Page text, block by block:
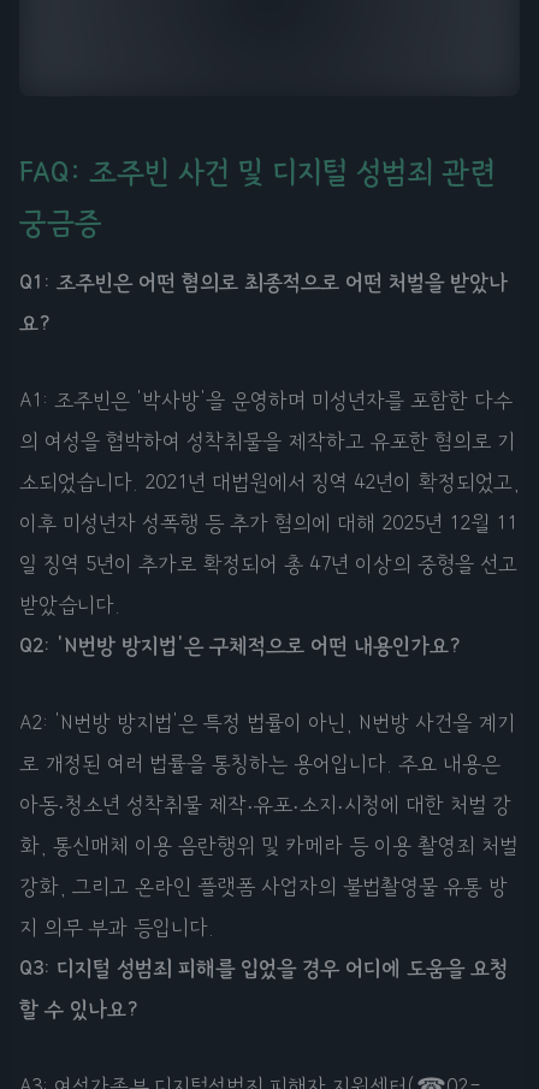
FAQ: 조주빈 사건 및 디지털 성범죄 관련
궁금증
Q1: 조주빈은 어떤 혐의로 최종적으로 어떤 처벌을 받았나
요?
A1: 조주빈은 '박사방'을 운영하며 미성년자를 포함한 다수
의 여성을 협박하여 성착취물을 제작하고 유포한 혐의로 기
소되었습니다. 2021년 대법원에서 징역 42년이 확정되었고,
이후 미성년자 성폭행 등 추가 혐의에 대해 2025년 12월 11
일 징역 5년이 추가로 확정되어 총 47년 이상의 중형을 선고
받았습니다.
Q2: 'N번방 방지법'은 구체적으로 어떤 내용인가요?
A2: 'N번방 방지법'은 특정 법률이 아닌, N번방 사건을 계기
로 개정된 여러 법률을 통칭하는 용어입니다. 주요 내용은
아동·청소년 성착취물 제작·유포·소지·시청에 대한 처벌 강
화, 통신매체 이용 음란행위 및 카메라 등 이용 촬영죄 처벌
강화, 그리고 온라인 플랫폼 사업자의 불법촬영물 유통 방
지 의무 부과 등입니다.
Q3: 디지털 성범죄 피해를 입었을 경우 어디에 도움을 요청
할 수 있나요?